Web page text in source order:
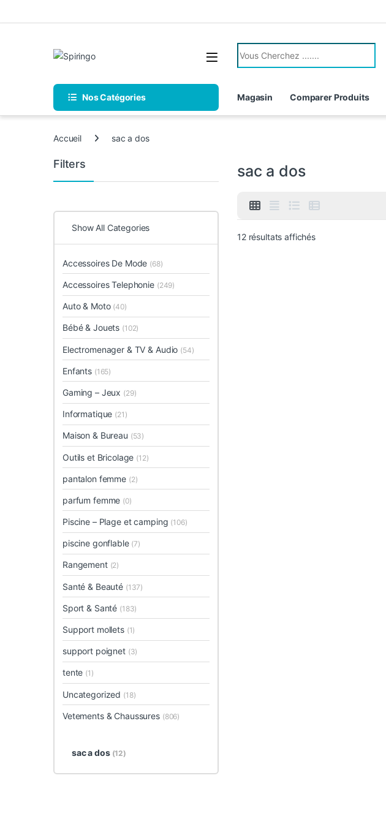
Search for:
Nos Catégories Magasin Comparer Produits
Accueil sac a dos
sac a dos
12 résultats affichés
Filters
Show All Categories
Accessoires De Mode (68)
Accessoires Telephonie (249)
Auto & Moto (40)
Bébé & Jouets (102)
Electromenager & TV & Audio (54)
Enfants (165)
Gaming – Jeux (29)
Informatique (21)
Maison & Bureau (53)
Outils et Bricolage (12)
pantalon femme (2)
parfum femme (0)
Piscine – Plage et camping (106)
piscine gonflable (7)
Rangement (2)
Santé & Beauté (137)
Sport & Santé (183)
Support mollets (1)
support poignet (3)
tente (1)
Uncategorized (18)
Vetements & Chaussures (806)
sac a dos (12)